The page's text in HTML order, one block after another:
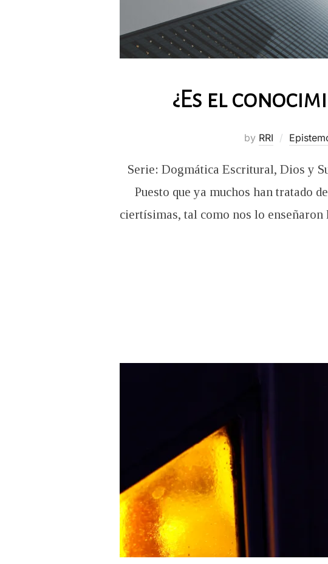
¿Es el
by RRI
Serie: Dogmática Escritural, Dios y
Puesto que ya muchos han tratado
ciertísimas, tal como nos lo